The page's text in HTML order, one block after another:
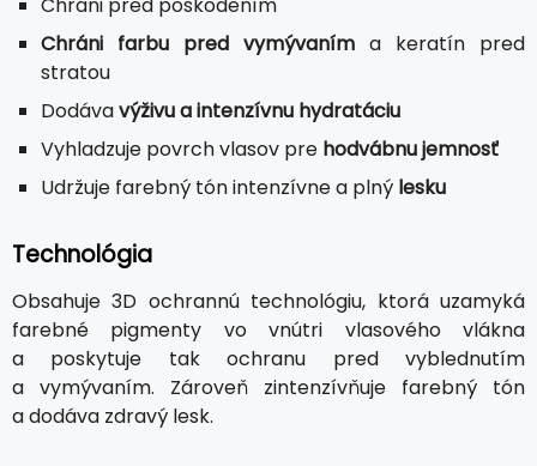
Chráni pred poškodením
Chráni farbu pred vymývaním a keratín pred
stratou
Dodávavýživu a intenzívnu hydratáciu
Vyhladzuje povrch vlasov pre hodvábnu jemnosť
Udržuje farebný tón intenzívne a plný lesku
Technológia
Obsahuje 3D ochrannú technológiu, ktorá uzamyká
farebné pigmenty vo vnútri vlasového vlákna
a poskytuje tak ochranu pred vyblednutím
a vymývaním. Zároveň zintenzívňuje farebný tón
a dodáva zdravý lesk.